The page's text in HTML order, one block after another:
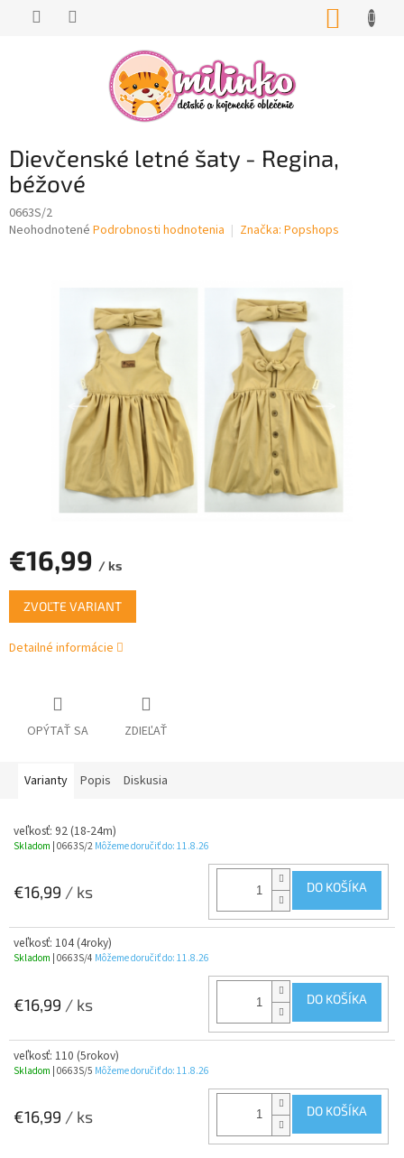
Dievčenské letné šaty - Regina,
béžové
0663S/2
Priemerné
Neohodnotené Podrobnosti hodnotenia Značka: Popshops
€16,99 / ks
Jednotková
cena:
ZVOĽTE VARIANT
Detailné informácie
OPÝTAŤ SA ZDIEĽAŤ
Varianty Popis Diskusia
veľkosť: 92 (18-24m)
Skladom | 0663S/2 Môžeme doručiť do: 11.8.26
€16,99 / ks DO KOŠÍKA
veľkosť: 104 (4roky)
Skladom | 0663S/4 Môžeme doručiť do: 11.8.26
€16,99 / ks DO KOŠÍKA
veľkosť: 110 (5rokov)
Skladom | 0663S/5 Môžeme doručiť do: 11.8.26
€16,99 / ks DO KOŠÍKA